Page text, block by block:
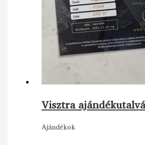
Visztra
Ajándékok